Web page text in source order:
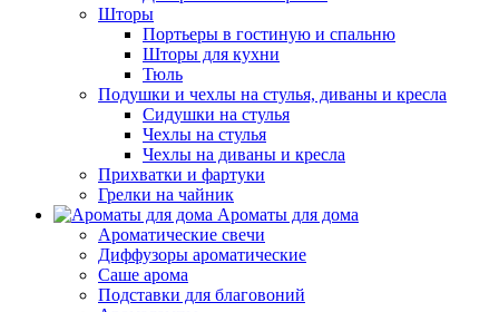
Шторы
Портьеры в гостиную и спальню
Шторы для кухни
Тюль
Подушки и чехлы на стулья, диваны и кресла
Сидушки на стулья
Чехлы на стулья
Чехлы на диваны и кресла
Прихватки и фартуки
Грелки на чайник
Ароматы для дома
Ароматические свечи
Диффузоры ароматические
Саше арома
Подставки для благовоний